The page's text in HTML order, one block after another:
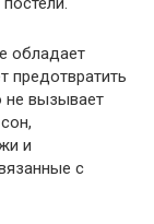
обладает
предотвратить
не вызывает
и
с